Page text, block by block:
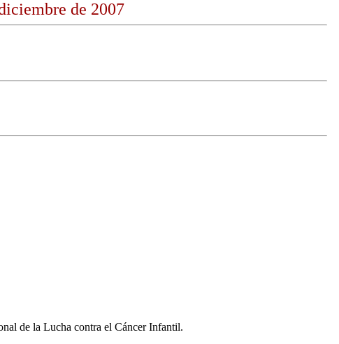
de 2007
de la Lucha contra el Cáncer Infantil.